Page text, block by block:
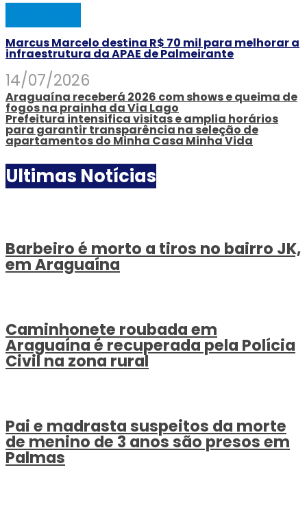
Marcus Marcelo destina R$ 70 mil para melhorar a
infraestrutura da APAE de Palmeirante
14/07/2026
Araguaína receberá 2026 com shows e queima de
fogos na prainha da Via Lago
Prefeitura intensifica visitas e amplia horários
para garantir transparência na seleção de
apartamentos do Minha Casa Minha Vida
Ultimas Notícias
Barbeiro é morto a tiros no bairro JK,
em Araguaína
Caminhonete roubada em
Araguaína é recuperada pela Polícia
Civil na zona rural
Pai e madrasta suspeitos da morte
de menino de 3 anos são presos em
Palmas